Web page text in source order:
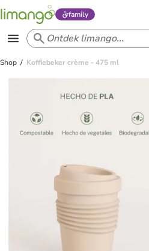
family
Shop Koffiebeker crème - 475 ml